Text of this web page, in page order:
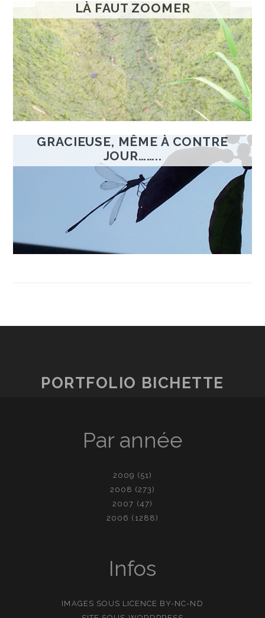
LÀ FAUT ZOOMER
GRACIEUSE, MÊME À CONTRE
JOUR……..
PORTFOLIO BICHETTE
Par année
2009 (51)
2008 (273)
2007 (47)
2006 (1288)
Infos
IMAGES SOUS LICENCE BY-NC-ND